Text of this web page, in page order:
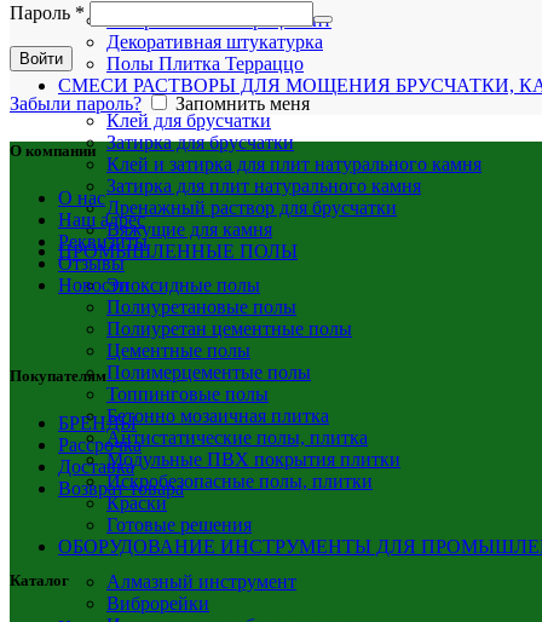
Микробетон Микроцемент
Декоративная штукатурка
Полы Плитка Терраццо
СМЕСИ РАСТВОРЫ ДЛЯ МОЩЕНИЯ БРУСЧАТКИ,
Клей для брусчатки
Затирка для брусчатки
Клей и затирка для плит натурального камня
Затирка для плит натурального камня
Дренажный раствор для брусчатки
Вяжущие для камня
ПРОМЫШЛЕННЫЕ ПОЛЫ
Эпоксидные полы
Полиуретановые полы
Полиуретан цементные полы
Цементные полы
Полимерцементые полы
Топпинговые полы
Бетонно мозаичная плитка
Антистатические полы, плитка
Модульные ПВХ покрытия плитки
Искробезопасные полы, плитки
Краски
Готовые решения
ОБОРУДОВАНИЕ ИНСТРУМЕНТЫ ДЛЯ
Алмазный инструмент
Виброрейки
Пароль *
Войти
Забыли пароль? Запомнить меня
О компании
О нас
Наш адрес
Реквизиты
Отзывы
Новости
Покупателям
БРЕНДЫ
Рассрочка
Доставка
Возврат товара
Каталог